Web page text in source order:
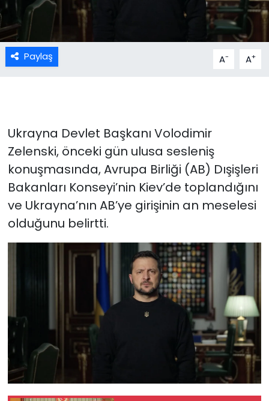
Paylaş A- A+
Ukrayna Devlet Başkanı Volodimir
Zelenski, önceki gün ulusa sesleniş
konuşmasında, Avrupa Birliği (AB) Dışişleri
Bakanları Konseyi’nin Kiev’de toplandığını
ve Ukrayna’nın AB’ye girişinin an meselesi
olduğunu belirtti.